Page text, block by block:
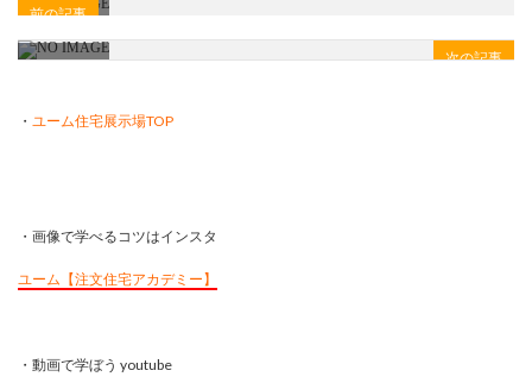
前の記事
次の記事
」
・ ユーム住宅展示場TOP
・画像で学べるコツはインスタ
ユーム【注文住宅アカデミー】
・動画で学ぼう youtube